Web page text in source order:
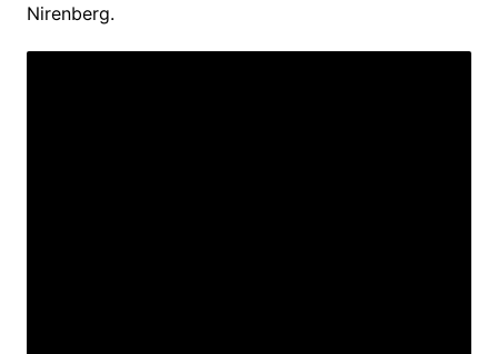
Nirenberg.